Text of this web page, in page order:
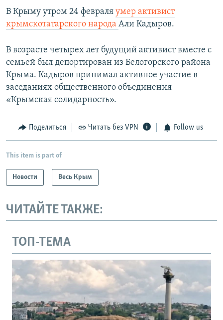
В Крыму утром 24 февраля умер активист
крымскотатарского народа Али Кадыров.
В возрасте четырех лет будущий активист вместе с
семьей был депортирован из Белогорского района
Крыма. Кадыров принимал активное участие в
заседаниях общественного объединения
«Крымская солидарность».
Поделиться Читать без VPN Follow us
This item is part of
Новости Весь Крым
ЧИТАЙТЕ ТАКЖЕ:
ТОП-ТЕМА